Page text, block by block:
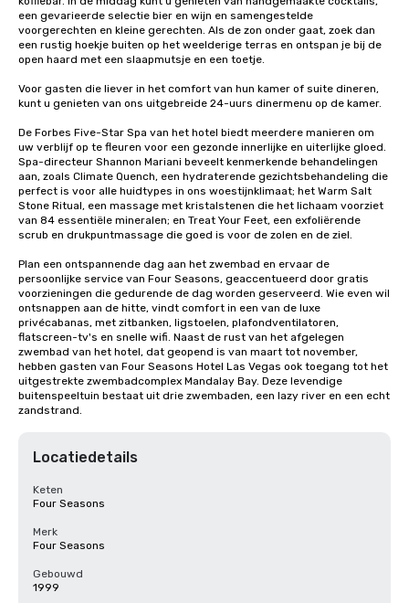
een gevarieerde selectie bier en wijn en samengestelde
voorgerechten en kleine gerechten. Als de zon onder gaat, zoek dan
een rustig hoekje buiten op het weelderige terras en ontspan je bij de
open haard met een slaapmutsje en een toetje.
Voor gasten die liever in het comfort van hun kamer of suite dineren,
kunt u genieten van ons uitgebreide 24-uurs dinermenu op de kamer.
De Forbes Five-Star Spa van het hotel biedt meerdere manieren om
uw verblijf op te fleuren voor een gezonde innerlijke en uiterlijke gloed.
Spa-directeur Shannon Mariani beveelt kenmerkende behandelingen
aan, zoals Climate Quench, een hydraterende gezichtsbehandeling die
perfect is voor alle huidtypes in ons woestijnklimaat; het Warm Salt
Stone Ritual, een massage met kristalstenen die het lichaam voorziet
van 84 essentiële mineralen; en Treat Your Feet, een exfoliërende
scrub en drukpuntmassage die goed is voor de zolen en de ziel.
Plan een ontspannende dag aan het zwembad en ervaar de
persoonlijke service van Four Seasons, geaccentueerd door gratis
voorzieningen die gedurende de dag worden geserveerd. Wie even wil
ontsnappen aan de hitte, vindt comfort in een van de luxe
privécabanas, met zitbanken, ligstoelen, plafondventilatoren,
flatscreen-tv's en snelle wifi. Naast de rust van het afgelegen
zwembad van het hotel, dat geopend is van maart tot november,
hebben gasten van Four Seasons Hotel Las Vegas ook toegang tot het
uitgestrekte zwembadcomplex Mandalay Bay. Deze levendige
buitenspeeltuin bestaat uit drie zwembaden, een lazy river en een echt
zandstrand.
Locatiedetails
Keten
Four Seasons
Merk
Four Seasons
Gebouwd
1999